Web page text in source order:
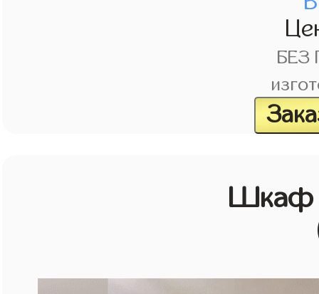
БЕЗ
Шкаф